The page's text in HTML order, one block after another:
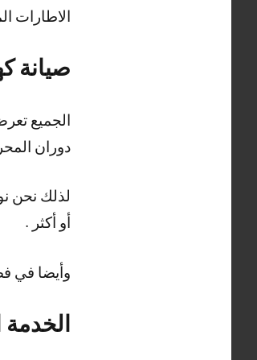
الاطارات
صيانة
الجميع
دوران
لذلك نحن
أو أكثر .
وأيضا في
الخدمة